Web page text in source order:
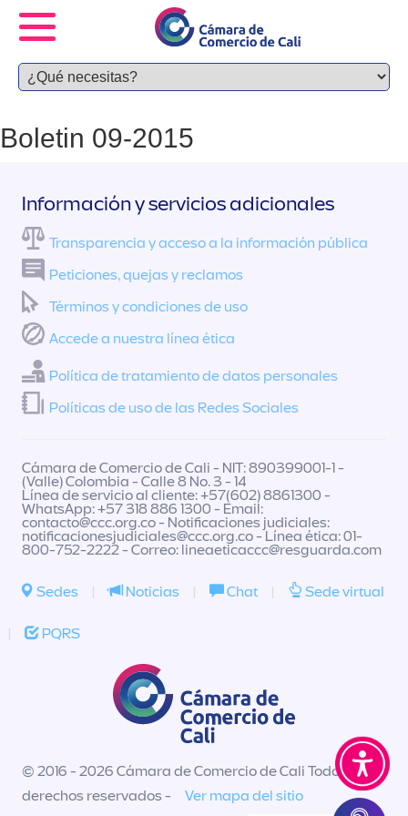
Boletin 09-2015
Información y servicios adicionales
Transparencia y acceso a la información pública
Peticiones, quejas y reclamos
Términos y condiciones de uso
Accede a nuestra línea ética
Política de tratamiento de datos personales
Políticas de uso de las Redes Sociales
Cámara de Comercio de Cali - NIT: 890399001-1 -
(Valle) Colombia - Calle 8 No. 3 - 14
Línea de servicio al cliente: +57(602) 8861300 -
WhatsApp: +57 318 886 1300 - Email:
contacto@ccc.org.co- Notificaciones judiciales:
notificacionesjudiciales@ccc.org.co- Línea ética: 01-
800-752-2222 - Correo: lineaeticaccc@resguarda.com
Sedes | Noticias | Chat | Sede virtual
| PQRS
© 2016 - 2026 Cámara de Comercio de Cali Todos los
derechos reservados -
Ver mapa del sitio